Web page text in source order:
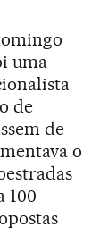
uma
de
de
o
100